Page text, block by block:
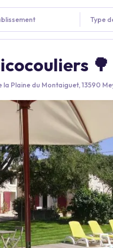
Type
🌳
la Plaine du Montaiguet, 13590